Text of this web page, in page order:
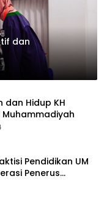
dan
dan Hidup KH
Pendidikan UM
Penerus